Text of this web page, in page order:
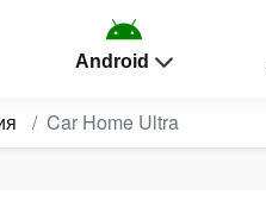
Android
Car Home Ultra